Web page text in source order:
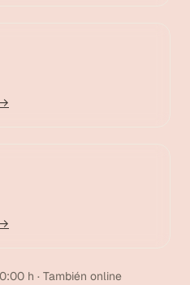
h · También online